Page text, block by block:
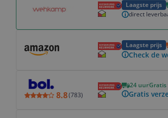
Laagste prijs
direct
Laagste prijs
Check de
8.8(783)
24 uurGratis
Gratis